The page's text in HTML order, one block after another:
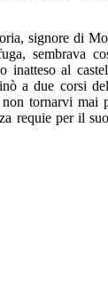
signore di
sembrava
al
a due corsi
tornarvi
requie per il